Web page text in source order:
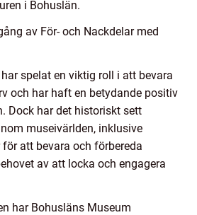
i Bohuslän.
av För- och Nackdelar med
spelat en viktig roll i att bevara
och har haft en betydande positiv
Dock har det historiskt sett
museivärlden, inklusive
för att bevara och förbereda
av att locka och engagera
har Bohusläns Museum